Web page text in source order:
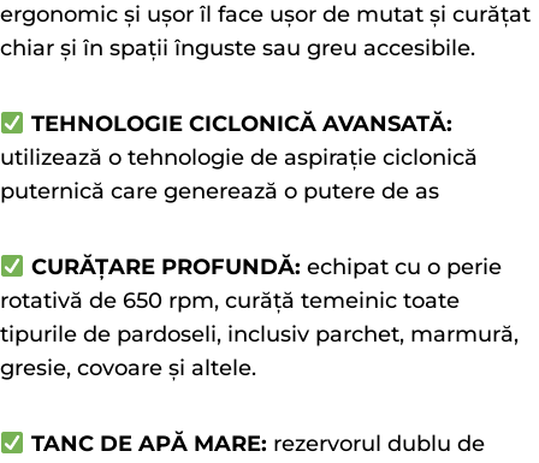
ergonomic și ușor îl face ușor de mutat și curățat
chiar și în spații înguste sau greu accesibile.
TEHNOLOGIE CICLONICĂ AVANSATĂ:
utilizează o tehnologie de aspirație ciclonică
puternică care generează o putere de as
CURĂȚARE PROFUNDĂ: echipat cu o perie
rotativă de 650 rpm, curăță temeinic toate
tipurile de pardoseli, inclusiv parchet, marmură,
gresie, covoare și altele.
TANC DE APĂ MARE: rezervorul dublu de